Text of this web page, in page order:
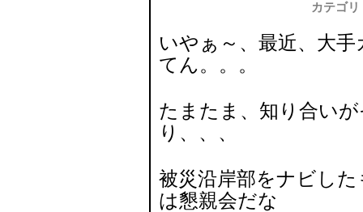
カテゴリ
いやぁ～、最近、大
てん。。。
たまたま、知り合い
り、、、
被災沿岸部をナビし
は懇親会だな